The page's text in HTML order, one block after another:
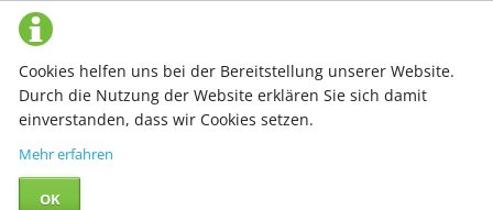
Cookies helfen uns bei der Bereitstellung unserer Website.
Durch die Nutzung der Website erklären Sie sich damit
einverstanden, dass wir Cookies setzen.
Mehr erfahren
OK